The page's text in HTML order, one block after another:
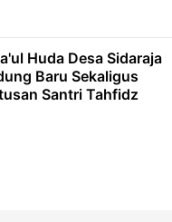
Huda Desa Sidaraja
Baru Sekaligus
Santri Tahfidz